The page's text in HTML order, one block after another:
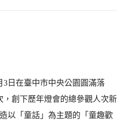
3日在臺中市中央公園圓滿落
，創下歷年燈會的總參觀人次新
以「童話」為主題的「童趣歡